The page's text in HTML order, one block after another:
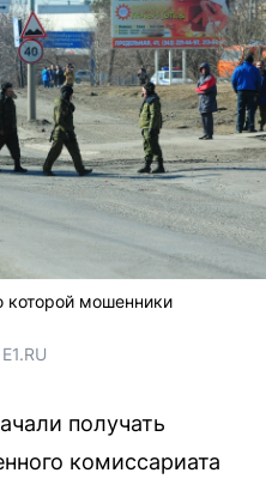
мошенники
получать
комиссариата